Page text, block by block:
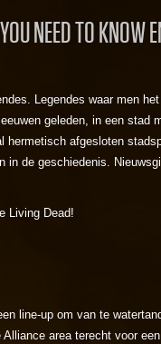
NEED TO KNOW
Legendes waar men
geleden, in een stad
hermetisch afgesloten
de geschiedenis.
Living Dead!
line-up om van te
area terecht voor